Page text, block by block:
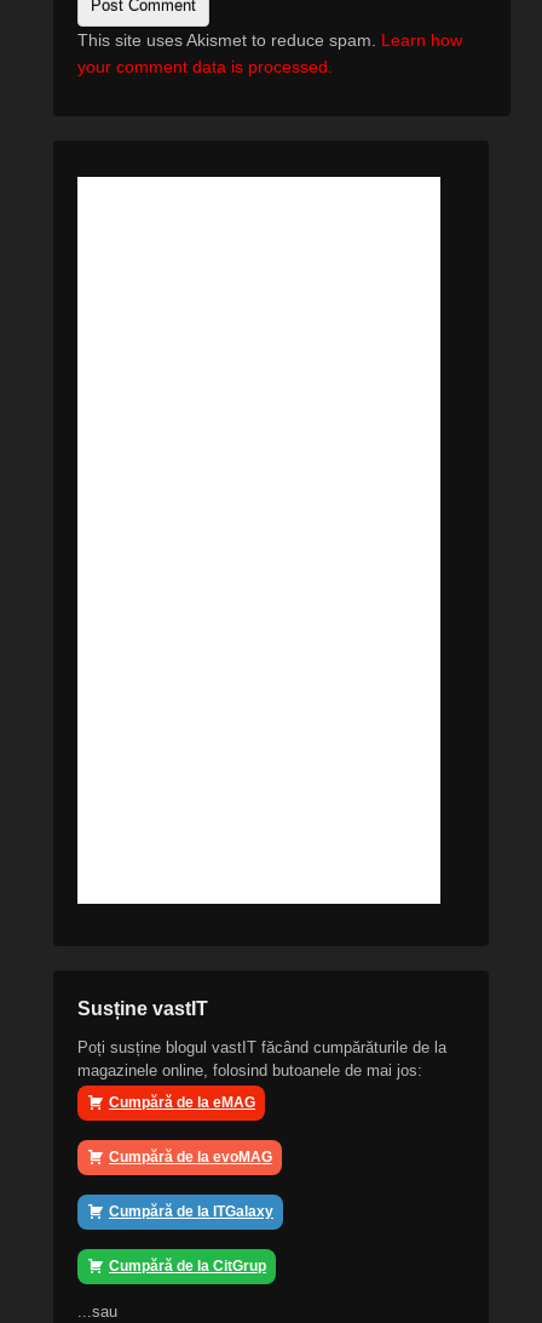
This site uses Akismet to reduce spam. Learn how
your comment data is processed.
Susține vastIT
Poți susține blogul vastIT făcând cumpărăturile de la
magazinele online, folosind butoanele de mai jos:
Cumpără de la eMAG
Cumpără de la evoMAG
Cumpără de la ITGalaxy
Cumpără de la CitGrup
...sau